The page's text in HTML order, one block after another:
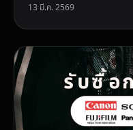
13 มี.ค. 2569